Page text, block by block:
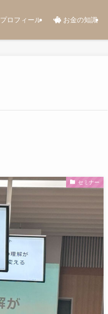
プロフィール お金の知識
セミナー